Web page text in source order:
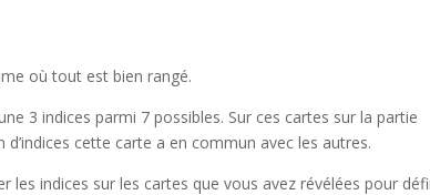
où tout est bien rangé.
3 indices parmi 7 possibles. Sur ces cartes sur la partie
cette carte a en commun avec les autres.
les indices sur les cartes que vous avez révélées pour